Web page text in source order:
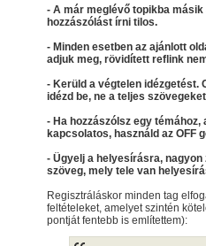
- A már meglévő topikba
hozzászólást írni tilos.
- Minden esetben az ajánlott
adjuk meg, rövidített reflink
- Kerüld a végtelen idézgetést.
idézd be, ne a teljes
- Ha hozzászólsz egy
kapcsolatos, használd az OFF
- Ügyelj a helyesírásra, nagyon
szöveg, mely tele van
Regisztráláskor minden tag
feltételeket, amelyet szintén
pontját fentebb is említettem):